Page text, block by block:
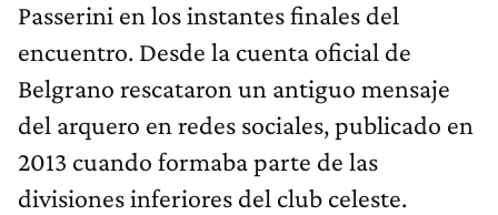
Passerini en los instantes finales del
encuentro. Desde la cuenta oficial de
Belgrano rescataron un antiguo mensaje
del arquero en redes sociales, publicado en
2013 cuando formaba parte de las
divisiones inferiores del club celeste.